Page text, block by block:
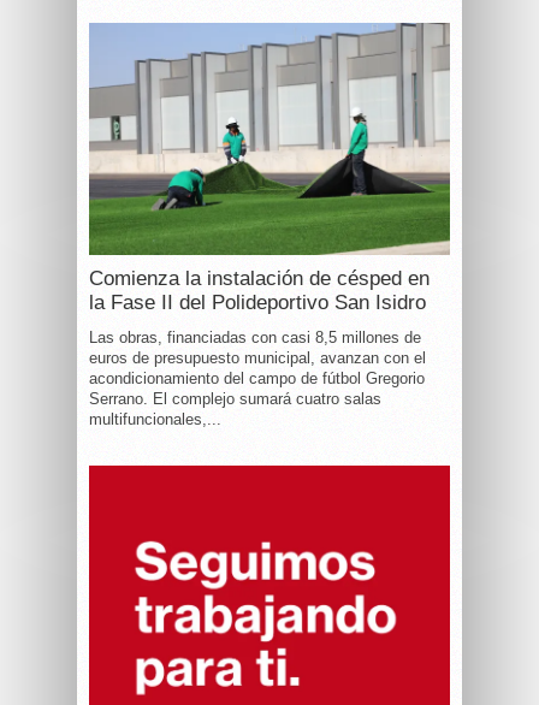
Comienza la instalación de césped en
la Fase II del Polideportivo San Isidro
Las obras, financiadas con casi 8,5 millones de
euros de presupuesto municipal, avanzan con el
acondicionamiento del campo de fútbol Gregorio
Serrano. El complejo sumará cuatro salas
multifuncionales,...